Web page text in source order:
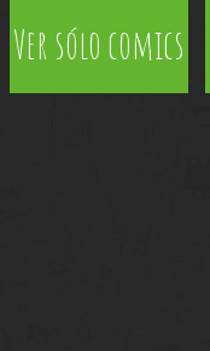
Ver sólo comics